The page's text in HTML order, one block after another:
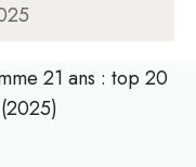
21 ans : top 20